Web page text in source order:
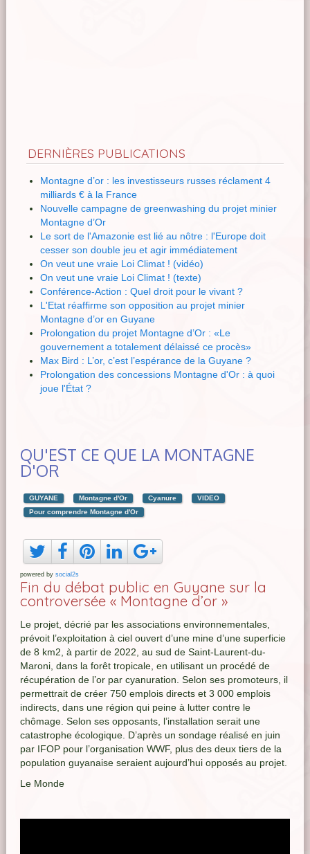
DERNIÈRES PUBLICATIONS
Montagne d’or : les investisseurs russes réclament 4
milliards € à la France
Nouvelle campagne de greenwashing du projet minier
Montagne d’Or
Le sort de l'Amazonie est lié au nôtre : l'Europe doit
cesser son double jeu et agir immédiatement
On veut une vraie Loi Climat ! (vidéo)
On veut une vraie Loi Climat ! (texte)
Conférence-Action : Quel droit pour le vivant ?
L'Etat réaffirme son opposition au projet minier
Montagne d’or en Guyane
Prolongation du projet Montagne d’Or : «Le
gouvernement a totalement délaissé ce procès»
Max Bird : L’or, c’est l’espérance de la Guyane ?
Prolongation des concessions Montagne d'Or : à quoi
joue l'État ?
QU'EST CE QUE LA MONTAGNE
D'OR
GUYANE Montagne d'Or Cyanure
VIDEO
Pour comprendre Montagne d'Or
powered by social2s
Fin du débat public en Guyane sur la
controversée « Montagne d’or »
Le projet, décrié par les associations environnementales,
prévoit l’exploitation à ciel ouvert d’une mine d’une superficie
de 8 km2, à partir de 2022, au sud de Saint-Laurent-du-
Maroni, dans la forêt tropicale, en utilisant un procédé de
récupération de l’or par cyanuration. Selon ses promoteurs, il
permettrait de créer 750 emplois directs et 3 000 emplois
indirects, dans une région qui peine à lutter contre le
chômage. Selon ses opposants, l’installation serait une
catastrophe écologique. D’après un sondage réalisé en juin
par IFOP pour l’organisation WWF, plus des deux tiers de la
population guyanaise seraient aujourd’hui opposés au projet.
Le Monde